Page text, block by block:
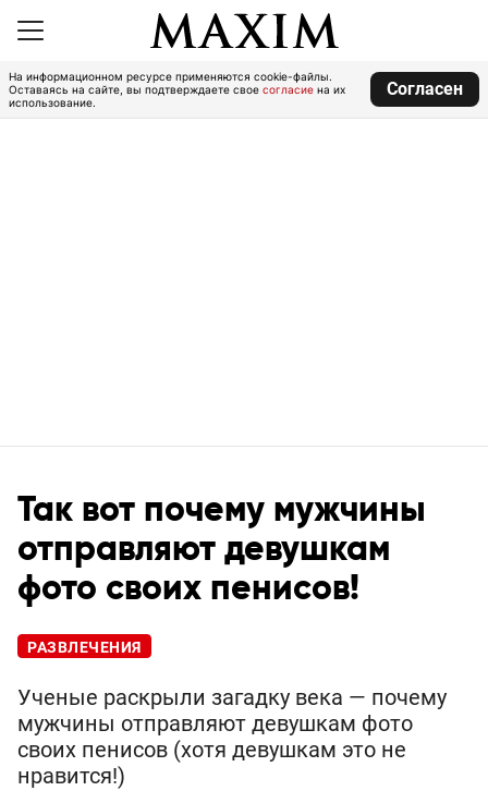
На информационном ресурсе применяются cookie-файлы.
Оставаясь на сайте, вы подтверждаете свое согласие на их
использование.
Согласен
Так вот почему мужчины
отправляют девушкам
фото своих пенисов!
РАЗВЛЕЧЕНИЯ
Ученые раскрыли загадку века — почему
мужчины отправляют девушкам фото
своих пенисов (хотя девушкам это не
нравится!)